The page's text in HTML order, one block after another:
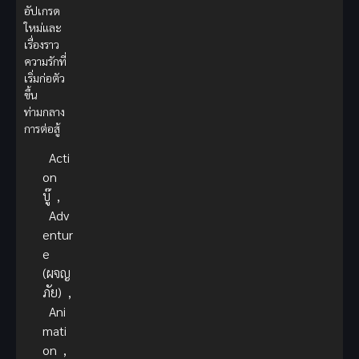
อัปเกรด
ใหม่และ
เรื่องราว
ความรักที่
เริ่มก่อตัว
ขึ้น
ท่ามกลาง
การต่อสู้
Acti
on
บู๊ ,
Adv
entur
e
(ผจญ
ภัย) ,
Ani
mati
on ,